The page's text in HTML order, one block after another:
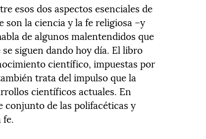
esos dos aspectos esenciales de
la ciencia y la fe religiosa –y
de algunos malentendidos que
siguen dando hoy día. El libro
científico, impuestas por
trata del impulso que la
científicos actuales. En
de las polifacéticas y